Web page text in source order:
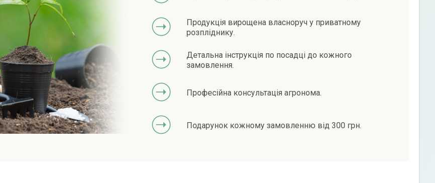
Продукція вирощена власноруч у приватному
розпліднику.
Детальна інструкція по посадці до кожного
замовлення.
Професійна консультація агронома.
Подарунок кожному замовленню від 300 грн.